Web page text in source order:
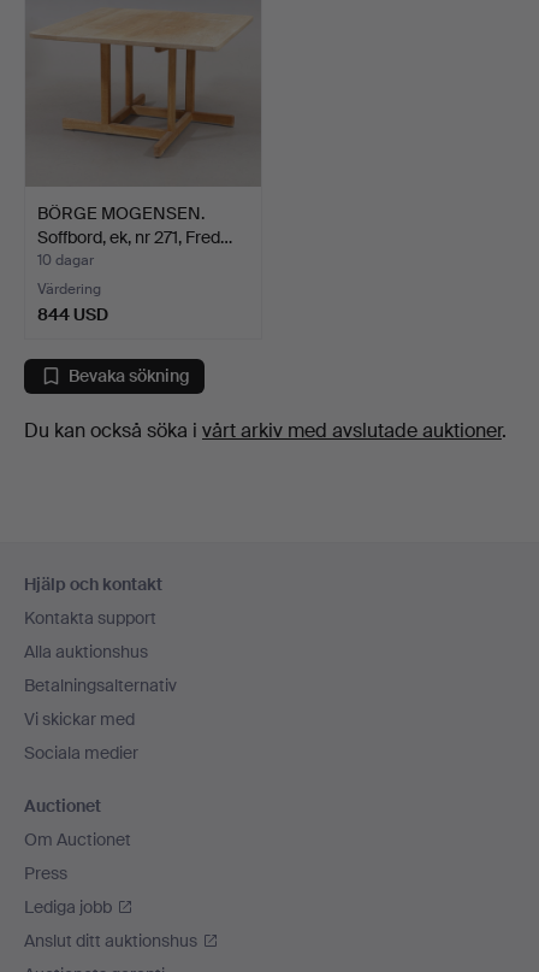
BÖRGE MOGENSEN.
Soffbord, ek, nr 271, Fred…
10 dagar
Värdering
844 USD
Bevaka sökning
Du kan också söka i vårt arkiv med avslutade auktioner.
Hjälp och kontakt
Kontakta support
Alla auktionshus
Betalningsalternativ
Vi skickar med
Sociala medier
Auctionet
Om Auctionet
Press
Lediga jobb
Anslut ditt auktionshus